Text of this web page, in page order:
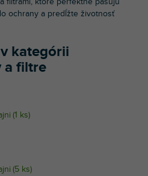
ochrany a predĺžte životnosť
kategórii
a filtre
(1 ks)
(5 ks)